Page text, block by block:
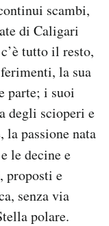
scambi,
di Caligari
tutto il resto,
la sua
parte; i suoi
degli scioperi e
la passione nata
le decine e
proposti e
senza via
polare.